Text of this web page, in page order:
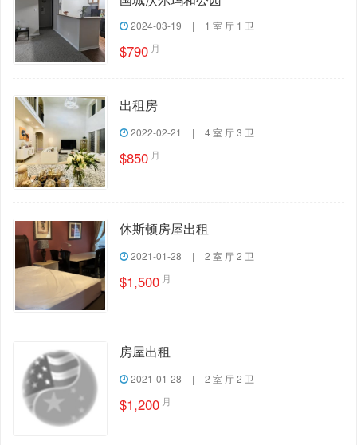
2024-03-19 | 1 室 厅 1 卫
$790 月
出租房
2022-02-21 | 4 室 厅 3 卫
$850 月
休斯顿房屋出租
2021-01-28 | 2 室 厅 2 卫
$1,500 月
房屋出租
2021-01-28 | 2 室 厅 2 卫
$1,200 月